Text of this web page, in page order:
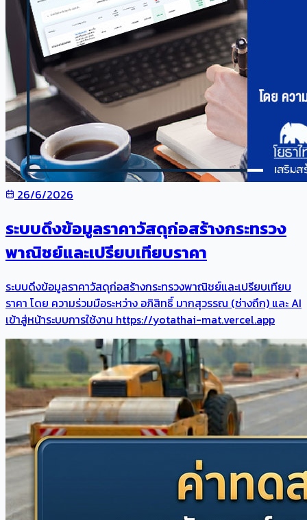
26/6/2026
ระบบดึงข้อมูลราคาวัสดุก่อสร้างกระทรวง
พาณิชย์และเปรียบเทียบราคา
ระบบดึงข้อมูลราคาวัสดุก่อสร้างกระทรวงพาณิชย์และเปรียบเทียบ
ราคา โดย ความร่วมมือระหว่าง อภิสิทธิ์ มากสุวรรณ (ช่างถึก) และ AI
เข้าสู่หน้าระบบการใช้งาน https://yotathai-mat.vercel.app